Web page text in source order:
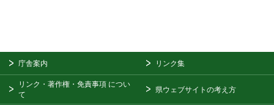
庁舎案内 リンク集
リンク・著作権・免責事項 につい
て
県ウェブサイトの考え方